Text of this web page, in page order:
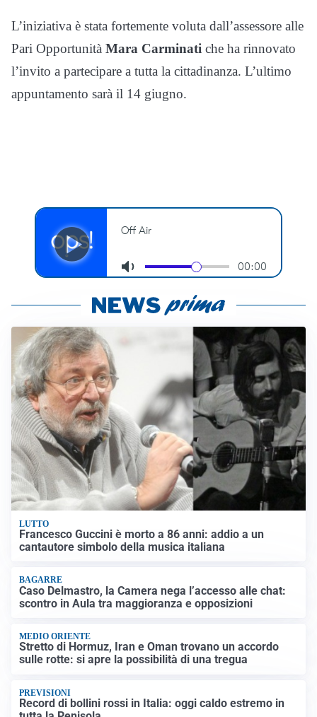
L’iniziativa è stata fortemente voluta dall’assessore alle
Pari Opportunità Mara Carminati che ha rinnovato
l’invito a partecipare a tutta la cittadinanza. L’ultimo
appuntamento sarà il 14 giugno.
LUTTO
Francesco Guccini è morto a 86 anni: addio a un
cantautore simbolo della musica italiana
BAGARRE
Caso Delmastro, la Camera nega l’accesso alle chat:
scontro in Aula tra maggioranza e opposizioni
MEDIO ORIENTE
Stretto di Hormuz, Iran e Oman trovano un accordo
sulle rotte: si apre la possibilità di una tregua
PREVISIONI
Record di bollini rossi in Italia: oggi caldo estremo in